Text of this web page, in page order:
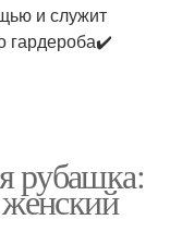
и служит
гардероба✔️
рубашка:
женский